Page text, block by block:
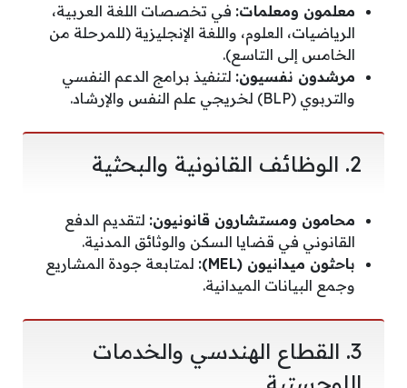
معلمون ومعلمات: في تخصصات اللغة العربية،
الرياضيات، العلوم، واللغة الإنجليزية (للمرحلة من
الخامس إلى التاسع).
مرشدون نفسيون: لتنفيذ برامج الدعم النفسي
والتربوي (BLP) لخريجي علم النفس والإرشاد.
​2. الوظائف القانونية والبحثية
محامون ومستشارون قانونيون: لتقديم الدفع
القانوني في قضايا السكن والوثائق المدنية.
باحثون ميدانيون (MEL):
لمتابعة جودة المشاريع
وجمع البيانات الميدانية.
​3. القطاع الهندسي والخدمات